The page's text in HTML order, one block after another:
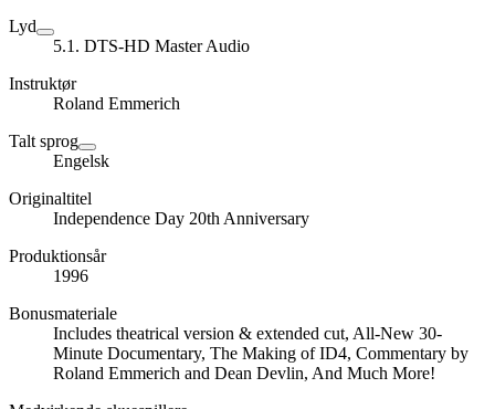
Lyd
5.1. DTS-HD Master Audio
Instruktør
Roland Emmerich
Talt sprog
Engelsk
Originaltitel
Independence Day 20th Anniversary
Produktionsår
1996
Bonusmateriale
Includes theatrical version & extended cut, All-New 30-
Minute Documentary, The Making of ID4, Commentary by
Roland Emmerich and Dean Devlin, And Much More!